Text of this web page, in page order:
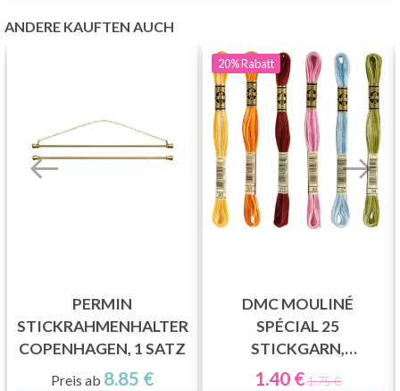
ANDERE KAUFTEN AUCH
PERMIN
STICKRAHMENHALTER
COPENHAGEN, 1 SATZ
Preis ab 8.85 €
20%Rabatt
DMC MOULINÉ
SPÉCIAL 25
STICKGARN,
FARBWECHSELND
1.40 €1.75 €